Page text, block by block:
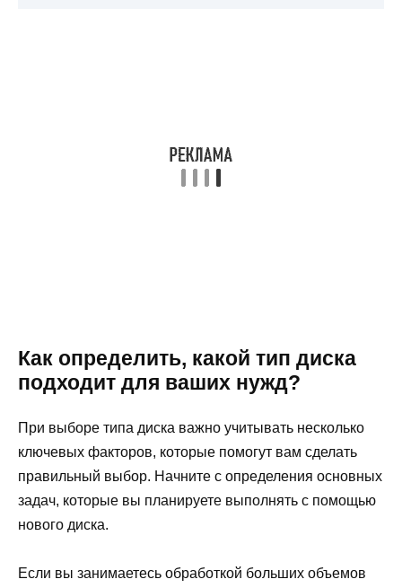
Как определить, какой тип диска
подходит для ваших нужд?
При выборе типа диска важно учитывать несколько
ключевых факторов, которые помогут вам сделать
правильный выбор. Начните с определения основных
задач, которые вы планируете выполнять с помощью
нового диска.
Если вы занимаетесь обработкой больших объемов